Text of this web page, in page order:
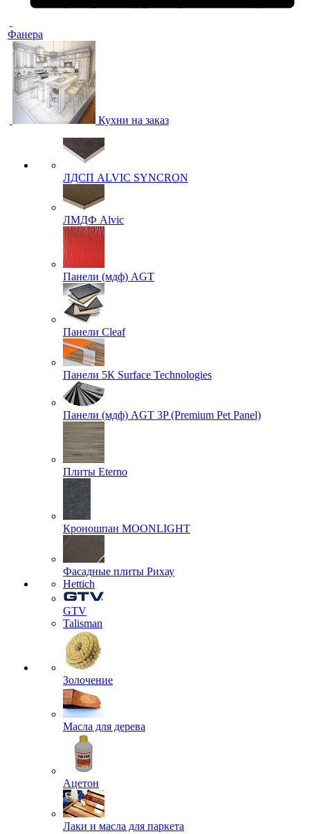
Фанера
Кухни на заказ
ЛДСП ALVIC SYNCRON
ЛМДФ Alvic
Панели (мдф) AGT
Панели Cleaf
Панели 5К Surface Technologies
Панели (мдф) AGT 3P (Premium Pet Panel)
Плиты Eterno
Кроношпан MOONLIGHT
Фасадные плиты Рихау
Hettich
GTV
Talisman
Золочение
Масла для дерева
Ацетон
Лаки и масла для паркета